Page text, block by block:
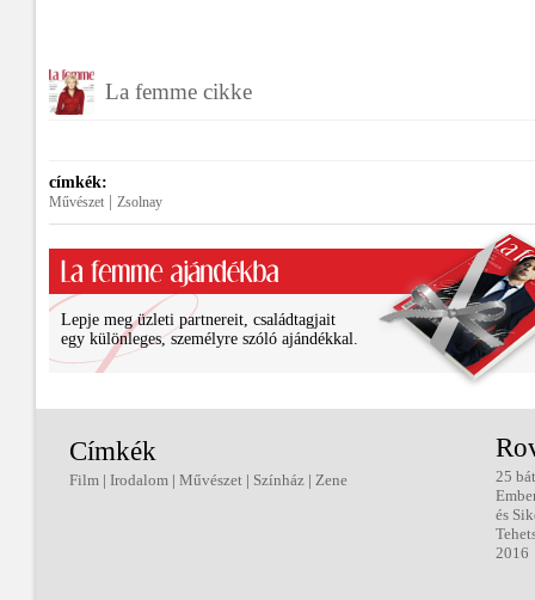
La femme cikke
címkék:
Művészet Zsolnay
Lepje meg üzleti partnereit, családtagjait
egy különleges, személyre szóló ajándékkal.
Címkék
Film | Irodalom | Művészet | Színház | Zene
25
és
2016